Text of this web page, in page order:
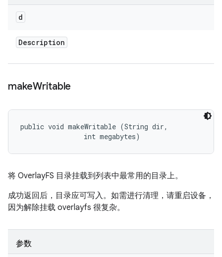
d
Description
makeWritable
public void makeWritable (String dir,
                int megabytes)
将 OverlayFS 目录挂载到列表中最常用的目录上。
成功返回后，目录应可写入。如需进行清理，请重启设备，
因为解除挂载 overlayfs 很复杂。
参数